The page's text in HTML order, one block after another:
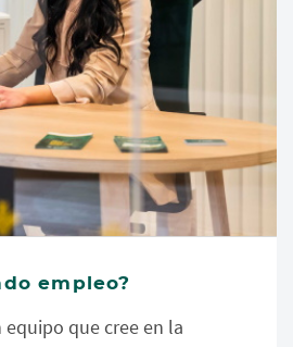
empleo?
que cree en la